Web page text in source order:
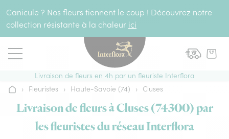
Canicule ? Nos fleurs tiennent le coup ! Découvrez notre
collection résistante à la chaleur ici
Livraison de fleurs en 4h par un fleuriste Interflora
Accueil
› Fleuristes › Haute-Savoie (74) › Cluses
Livraison de fleurs à Cluses (74300) par
les fleuristes du réseau Interflora